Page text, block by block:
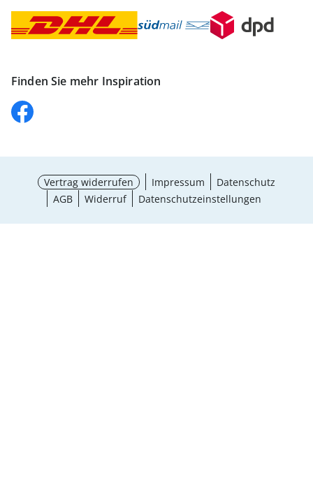
Finden Sie mehr Inspiration
Vertrag widerrufen Impressum
Datenschutz
AGB
Widerruf Datenschutzeinstellungen